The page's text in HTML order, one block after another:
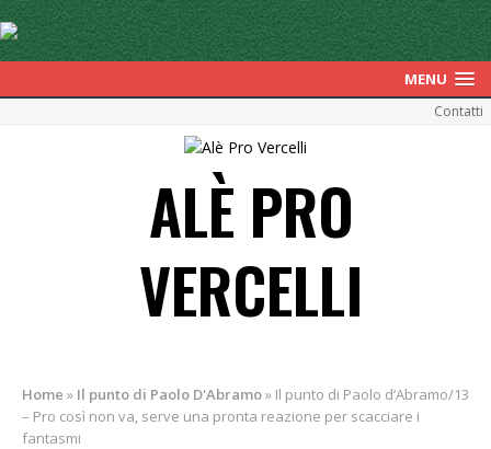
MENU
Contatti
ALÈ PRO
VERCELLI
Home » Il punto di Paolo D'Abramo» Il punto di Paolo d’Abramo/13
– Pro così non va, serve una pronta reazione per scacciare i
fantasmi